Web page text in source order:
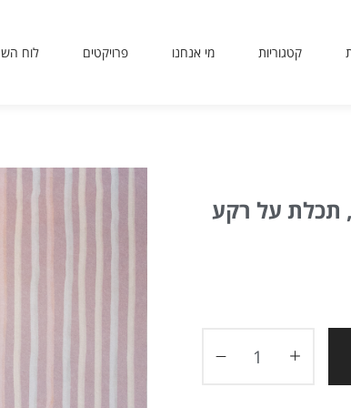
קטגוריות מי אנחנו פרויקטים לוח
תכלת על רקע